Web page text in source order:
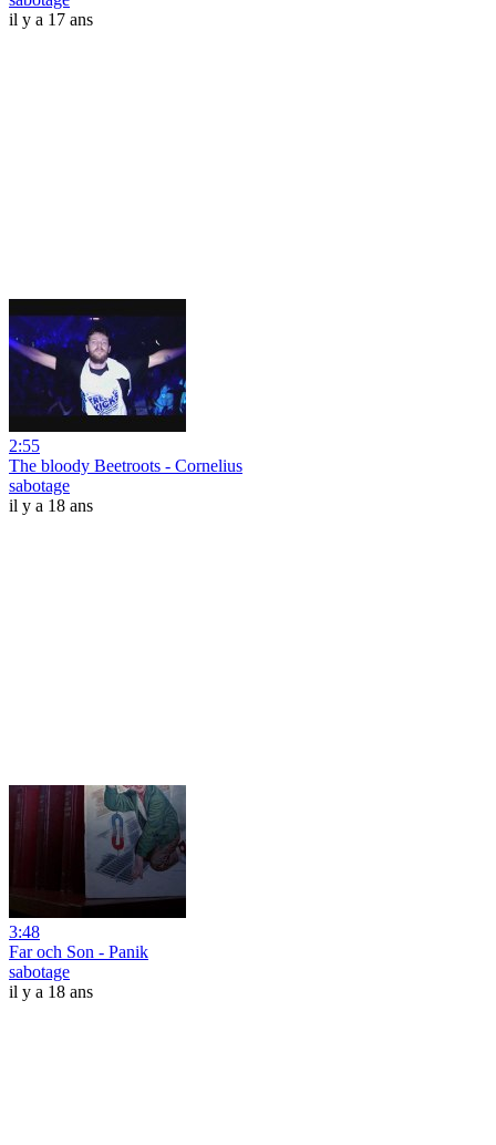
il y a 17 ans
2:55
The bloody Beetroots - Cornelius
sabotage
il y a 18 ans
3:48
Far och Son - Panik
sabotage
il y a 18 ans